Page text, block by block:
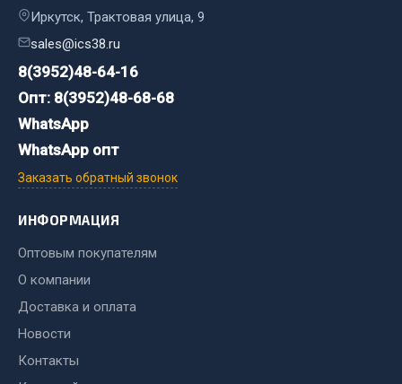
Двигатель
Мост задний
Система питания
Система выпуска газа
Система охлаждения
Двигатель
Система питания
Иркутск, Трактовая улица, 9
sales@ics38.ru
8(3952)48-64-16
Опт: 8(3952)48-68-68
WhatsApp
WhatsApp опт
Заказать обратный звонок
ИНФОРМАЦИЯ
Оптовым покупателям
О компании
Доставка и оплата
Новости
Контакты